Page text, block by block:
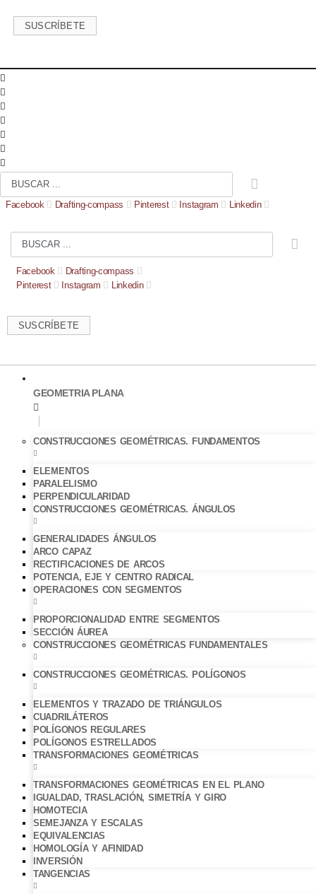
contenido
SUSCRÍBETE
Search
Facebook
Drafting-compass Pinterest Instagram Linkedin
Search
Facebook
Drafting-compass
Pinterest
Instagram Linkedin
SUSCRÍBETE
GEOMETRIA PLANA
CONSTRUCCIONES GEOMÉTRICAS. FUNDAMENTOS
ELEMENTOS
PARALELISMO
PERPENDICULARIDAD
CONSTRUCCIONES GEOMÉTRICAS. ÁNGULOS
GENERALIDADES ÁNGULOS
ARCO CAPAZ
RECTIFICACIONES DE ARCOS
POTENCIA, EJE Y CENTRO RADICAL
OPERACIONES CON SEGMENTOS
PROPORCIONALIDAD ENTRE SEGMENTOS
SECCIÓN ÁUREA
CONSTRUCCIONES GEOMÉTRICAS FUNDAMENTALES
CONSTRUCCIONES GEOMÉTRICAS. POLÍGONOS
ELEMENTOS Y TRAZADO DE TRIÁNGULOS
CUADRILÁTEROS
POLÍGONOS REGULARES
POLÍGONOS ESTRELLADOS
TRANSFORMACIONES GEOMÉTRICAS
TRANSFORMACIONES GEOMÉTRICAS EN EL PLANO
IGUALDAD, TRASLACIÓN, SIMETRÍA Y GIRO
HOMOTECIA
SEMEJANZA Y ESCALAS
EQUIVALENCIAS
HOMOLOGÍA Y AFINIDAD
INVERSIÓN
TANGENCIAS